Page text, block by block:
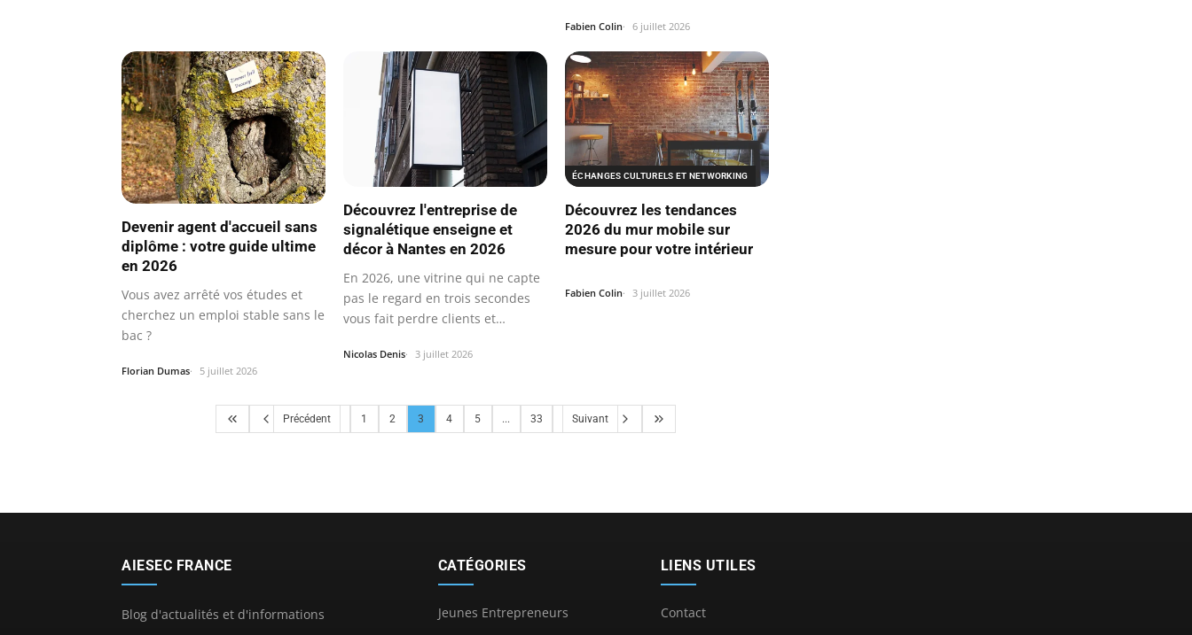
Fabien Colin 6 juillet 2026
Devenir agent d'accueil sans
diplôme : votre guide ultime
en 2026
Vous avez arrêté vos études et
cherchez un emploi stable sans le
bac ?
Florian Dumas 5 juillet 2026
Découvrez l'entreprise de
signalétique enseigne et
décor à Nantes en 2026
En 2026, une vitrine qui ne capte
pas le regard en trois secondes
vous fait perdre clients et…
Nicolas Denis 3 juillet 2026
ÉCHANGES CULTURELS ET NETWORKING
Découvrez les tendances
2026 du mur mobile sur
mesure pour votre intérieur
Fabien Colin 3 juillet 2026
Précédent 1 2 3 4 5 ... 33 Suivant
AIESEC FRANCE
Blog d'actualités et d'informations
CATÉGORIES
Jeunes Entrepreneurs
LIENS UTILES
Contact